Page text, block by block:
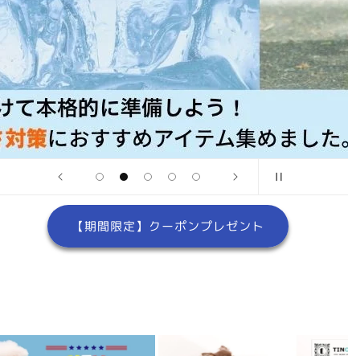
【期間限定】クーポンプレゼント